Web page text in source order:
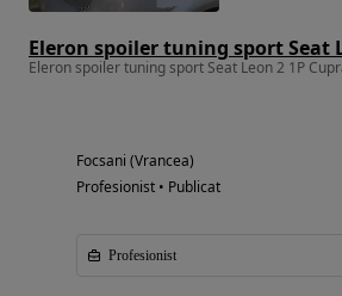
Focsani (Vrancea)
Profesionist • Publicat
Profesionist